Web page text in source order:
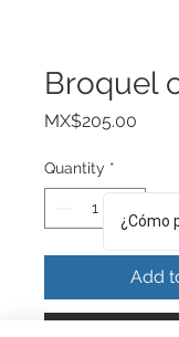
Broquel
MX$205.00
Quantity *
Add
¿Cómo